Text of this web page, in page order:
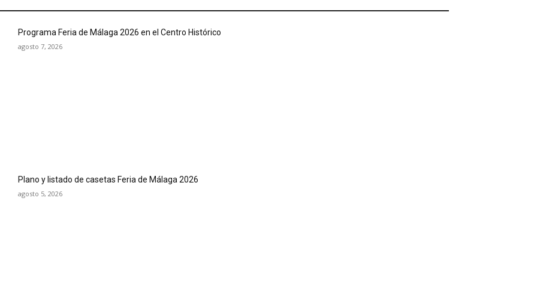
Programa Feria de Málaga 2026 en el Centro Histórico
agosto 7, 2026
Plano y listado de casetas Feria de Málaga 2026
agosto 5, 2026